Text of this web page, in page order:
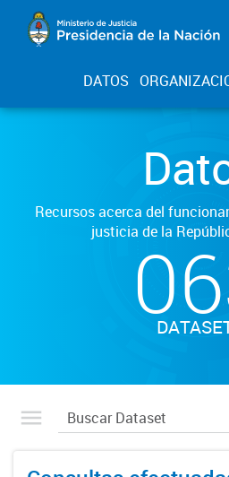
DATOS
Recursos acerca del
justicia de la